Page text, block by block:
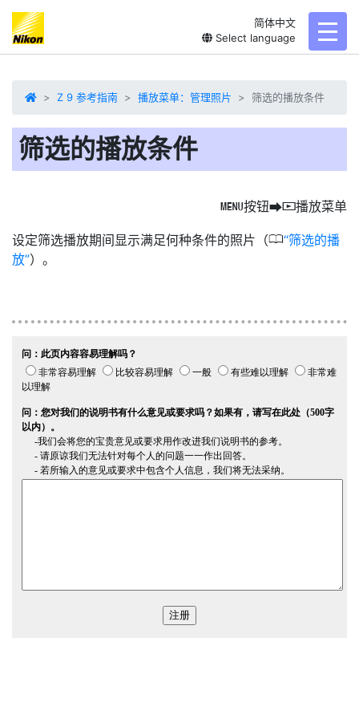
简体中文
Select language
Z 9 参考指南 播放菜单：管理照片 筛选的播放条件
筛选的播放条件
G按钮UD播放菜单
设定筛选播放期间显示满足何种条件的照片（0 筛选的播
放 ）。